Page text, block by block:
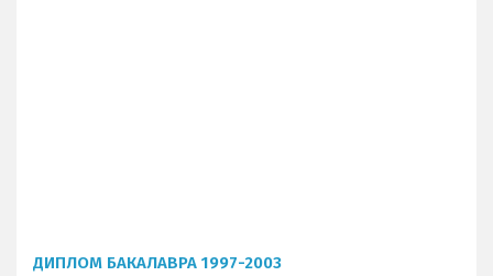
ДИПЛОМ БАКАЛАВРА 1997-2003